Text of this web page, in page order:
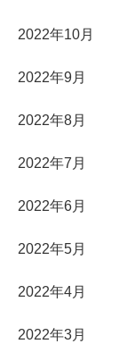
2022年10月
2022年9月
2022年8月
2022年7月
2022年6月
2022年5月
2022年4月
2022年3月